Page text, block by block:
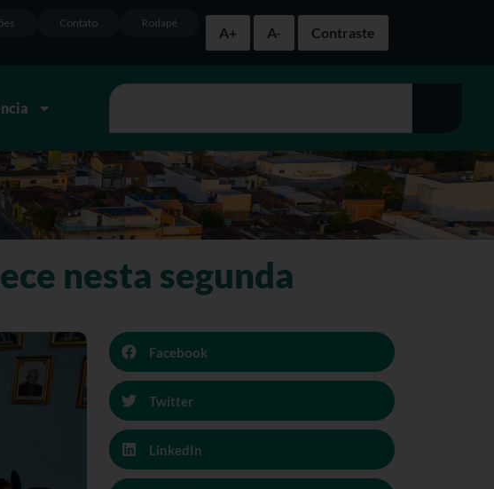
A+
A- Contraste
Rodapé
Contato
nesta segunda
Facebook
Twitter
LinkedIn